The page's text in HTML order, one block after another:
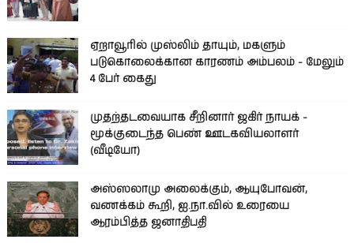
ஏறாவூரில் முஸ்லிம் தாயும், மகளும்
படுகொலைக்கான காரணம் அம்பலம் - மேலும்
4 பேர் கைது
முதற்தடவையாக சீறினார் ஜகிர் நாயக் -
மூக்குடைந்த பெண் ஊடகவியலாளர்
(வீடியோ)
அஸ்ஸலாமு அலைக்கும், ஆயுபோவன்,
வணக்கம் கூறி, ஐ.நா.வில் உரையை
ஆரம்பித்த ஜனாதிபதி